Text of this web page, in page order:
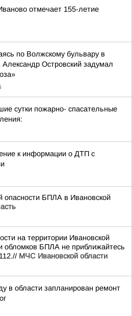
отмечает 155-летие
по Волжскому бульвару в
Островский задумал
сутки пожарно- спасательные
к информации о ДТП с
БПЛА в Ивановской
на территории Ивановской
обломков БПЛА не приближайтесь
МЧС Ивановской области
в области запланирован ремонт